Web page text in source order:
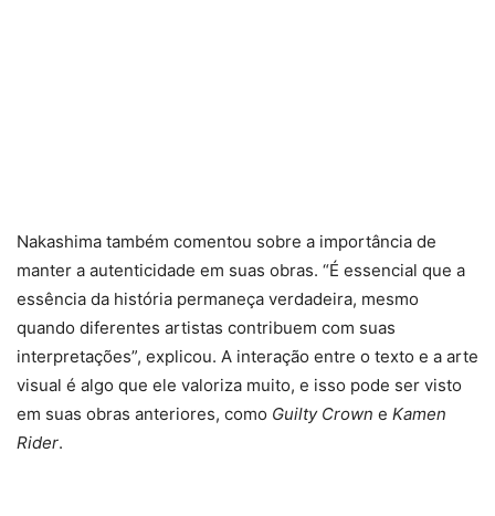
Nakashima também comentou sobre a importância de
manter a autenticidade em suas obras. “É essencial que a
essência da história permaneça verdadeira, mesmo
quando diferentes artistas contribuem com suas
interpretações”, explicou. A interação entre o texto e a arte
visual é algo que ele valoriza muito, e isso pode ser visto
em suas obras anteriores, como Guilty Crown e Kamen
Rider.